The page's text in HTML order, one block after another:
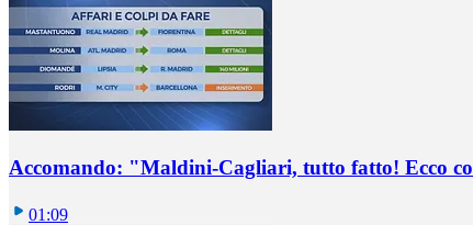
Accomando: "Maldini-Cagliari, tutto fatto! Ecco
01:09